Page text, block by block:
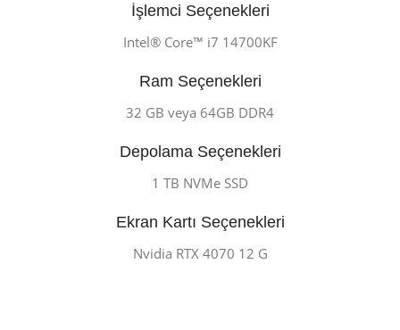
İşlemci Seçenekleri
Intel® Core™ i7 14700KF
Ram Seçenekleri
32 GB veya 64GB DDR4
Depolama Seçenekleri
1 TB NVMe SSD
Ekran Kartı Seçenekleri
Nvidia RTX 4070 12 G